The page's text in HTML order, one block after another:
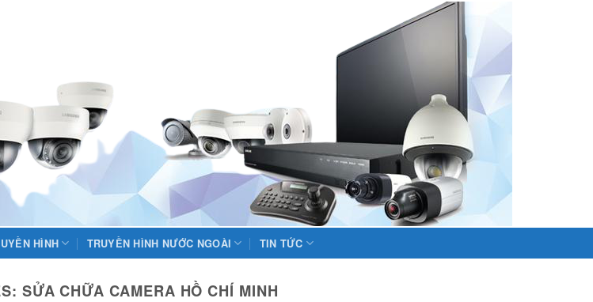
HÌNH TRUYỀN HÌNH NƯỚC NGOÀI TIN TỨC
SỬA CHỮA CAMERA HỒ CHÍ MINH